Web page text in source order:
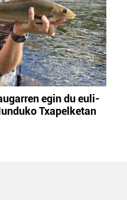
egin du euli-
Txapelketan